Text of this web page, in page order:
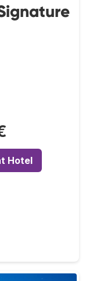
Hotel